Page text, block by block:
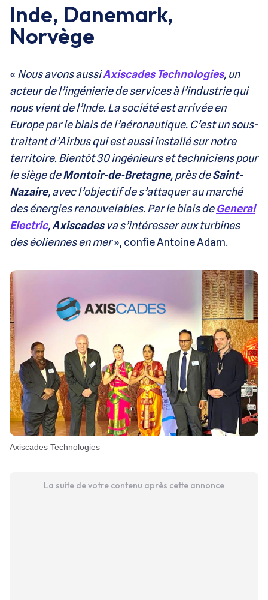
Inde, Danemark,
Norvège
« Nous avons aussiAxiscades Technologies, un
acteur de l’ingénierie de services à l’industrie qui
nous vient de l’Inde. La société est arrivée en
Europe par le biais de l’aéronautique. C’est un sous-
traitant d’Airbus qui est aussi installé sur notre
territoire. Bientôt 30 ingénieurs et techniciens pour
le siège deMontoir-de-Bretagne, près deSaint-
Nazaire, avec l’objectif de s’attaquer au marché
des énergies renouvelables. Par le biais deGeneral
Electric,Axiscadesva s’intéresser aux turbines
des éoliennes en mer», confie Antoine Adam.
Axiscades Technologies
La suite de votre contenu après cette annonce